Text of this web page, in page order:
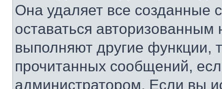
Она удаляет все созданные
оставаться
выполняют другие функции,
прочитанных сообщений,
администратором. Если вы